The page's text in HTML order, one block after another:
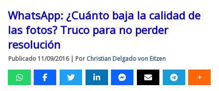
WhatsApp: ¿Cuánto baja la calidad de
las fotos? Truco para no perder
resolución
Publicado 11/09/2016| Por Christian Delgado von Eitzen